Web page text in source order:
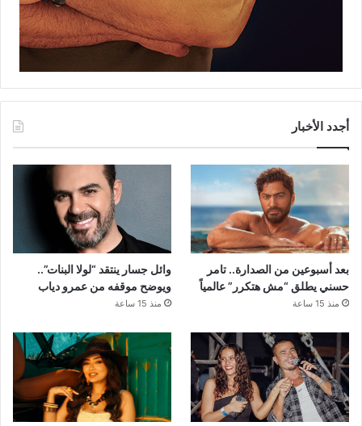
أجدد الأخبار
بعد أسبوعين من الصدارة.. تامر
حسني يطلق “مش هتكرر” عالمياً
منذ 15 ساعة
وائل جسار ينتقد “لولا البنات”..
ويوضح موقفه من عمرو دياب
منذ 15 ساعة